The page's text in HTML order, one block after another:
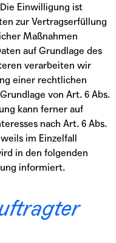
Einwilligung ist
zur Vertragserfüllung
Maßnahmen
auf Grundlage des
verarbeiten wir
einer rechtlichen
von Art. 6 Abs.
kann ferner auf
nach Art. 6 Abs.
im Einzelfall
in den folgenden
informiert.